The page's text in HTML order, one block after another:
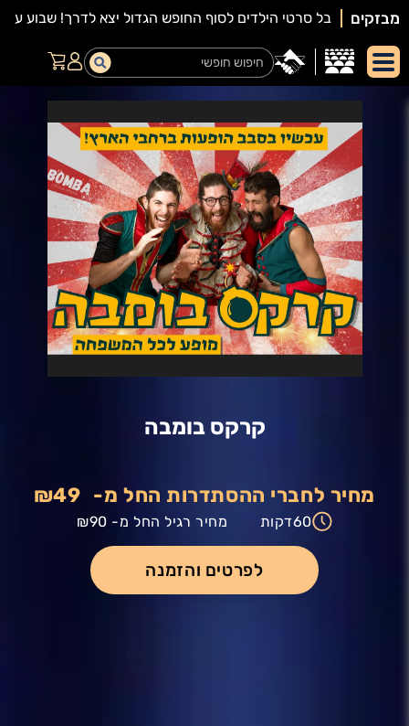
מבזקים
תיאור
המופע:
קרקס בומבה
מחיר לחברי ההסתדרות החל מ- ₪49
מחיר רגיל החל מ- ₪90 60דקות
לפרטים והזמנה